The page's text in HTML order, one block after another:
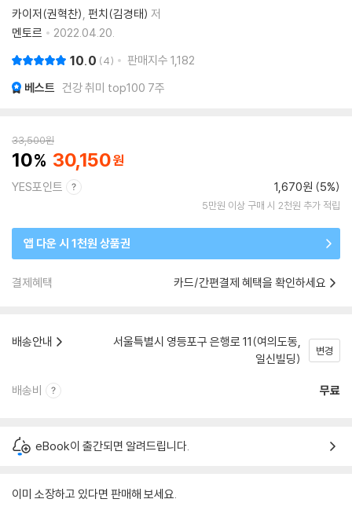
카이저(권혁찬) 펀치(김경태) 저
멘토르
2022.04.20.
10.0 4 판매지수 1,182
베스트 건강 취미 top100 7주
33,500원
10 30,150
YES포인트 1,670원 (5%)
5만원 이상 구매 시 2천원 추가 적립
앱 다운 시 1천원 상품권
결제혜택 카드/간편결제 혜택을 확인하세요
배송안내
서울특별시 영등포구 은행로 11(여의도동,
일신빌딩)
변경
배송비 무료
eBook이 출간되면 알려드립니다.
이미 소장하고 있다면 판매해 보세요.